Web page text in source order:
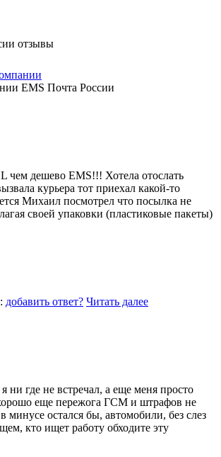
EMS Почта России
чем дешево EMS!!! Хотела отослать
курьера тот приехал какой-то
Михаил посмотрел что посылка не
своей упаковки (пластиковые пакеты)
добавить ответ? Читать далее
ни где не встречал, а еще меня просто
еще пережога ГСМ и штрафов не
минусе остался бы, автомобили, без слез
кто ищет работу обходите эту